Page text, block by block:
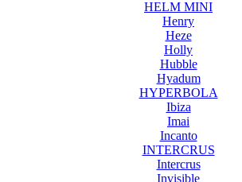
HELM MINI
Henry
Heze
Holly
Hubble
Hyadum
HYPERBOLA
Ibiza
Imai
Incanto
INTERCRUS
Intercrus
Invisible